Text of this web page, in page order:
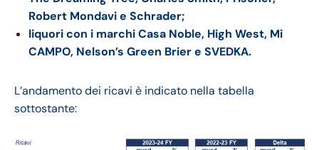
Robert Mondavi e Schrader;
liquori con i marchi Casa Noble, High West, Mi
CAMPO, Nelson’s Green Brier e SVEDKA.
L’andamento dei ricavi è indicato nella tabella
sottostante: